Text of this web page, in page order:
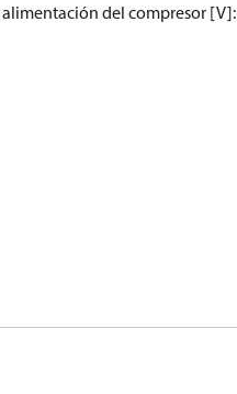
alimentación del compresor [V]: